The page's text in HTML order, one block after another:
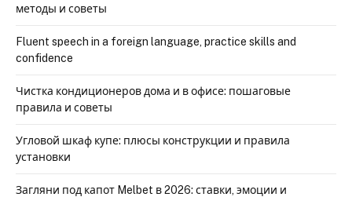
методы и советы
Fluent speech in a foreign language, practice skills and
confidence
Чистка кондиционеров дома и в офисе: пошаговые
правила и советы
Угловой шкаф купе: плюсы конструкции и правила
установки
Загляни под капот Melbet в 2026: ставки, эмоции и